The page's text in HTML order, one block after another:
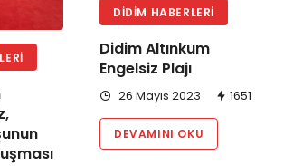
DIDIM HABERLERI
Didim Altınkum
Engelsiz Plajı
26 Mayıs 2023 1651
DEVAMINI OKU